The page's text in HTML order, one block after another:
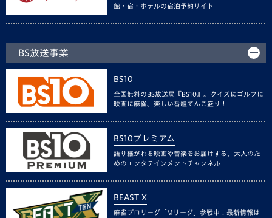
館・宿・ホテルの宿泊予約サイト
BS放送事業
BS10
全国無料のBS放送局『BS10』。クイズにゴルフに
映画に麻雀、楽しい番組てんこ盛り！
BS10プレミアム
語り継がれる映画や音楽をお届けする、大人のた
めのエンタテインメントチャンネル
BEAST X
麻雀プロリーグ「Mリーグ」参戦中！最新情報は